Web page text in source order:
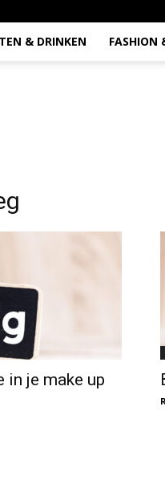
& DRINKEN FASHION
in je make up